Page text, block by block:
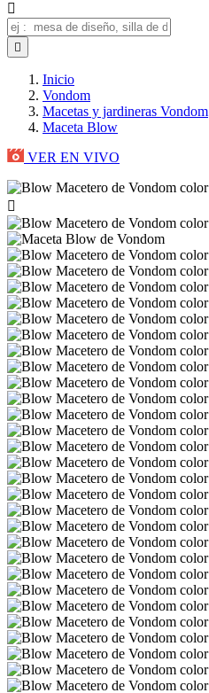


Inicio
Vondom
Macetas y jardineras Vondom
Maceta Blow
VER EN VIVO
